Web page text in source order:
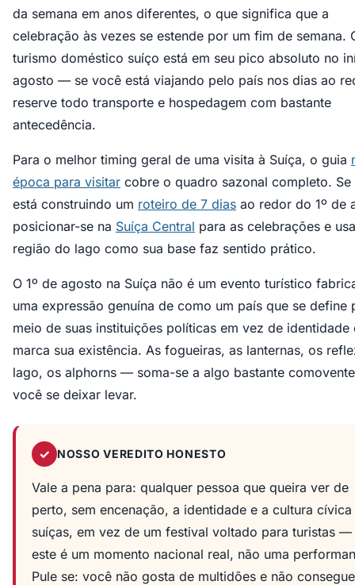
da semana em anos diferentes, o que significa que a
celebração às vezes se estende por um fim de semana.
turismo doméstico suíço está em seu pico absoluto no
agosto — se você está viajando pelo país nos dias ao
reserve todo transporte e hospedagem com bastante
antecedência.
Para o melhor timing geral de uma visita à Suíça, o guia
época para visitar cobre o quadro sazonal completo. Se
está construindo um roteiro de 7 dias ao redor do 1º de
posicionar-se na Suíça Central para as celebrações e
região do lago como sua base faz sentido prático.
O 1º de agosto na Suíça não é um evento turístico
uma expressão genuína de como um país que se define
meio de suas instituições políticas em vez de identidade
marca sua existência. As fogueiras, as lanternas, os
lago, os alphorns — soma-se a algo bastante
você se deixar levar.
✓ NOSSO VEREDITO HONESTO
Vale a pena para: qualquer pessoa que queira ver de
perto, sem encenação, a identidade e a cultura cívica
suíças, em vez de um festival voltado para turistas —
este é um momento nacional real, não uma
Pule se: você não gosta de multidões e não consegue